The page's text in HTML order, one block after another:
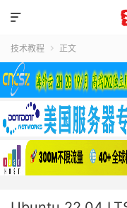

技术教程  正文